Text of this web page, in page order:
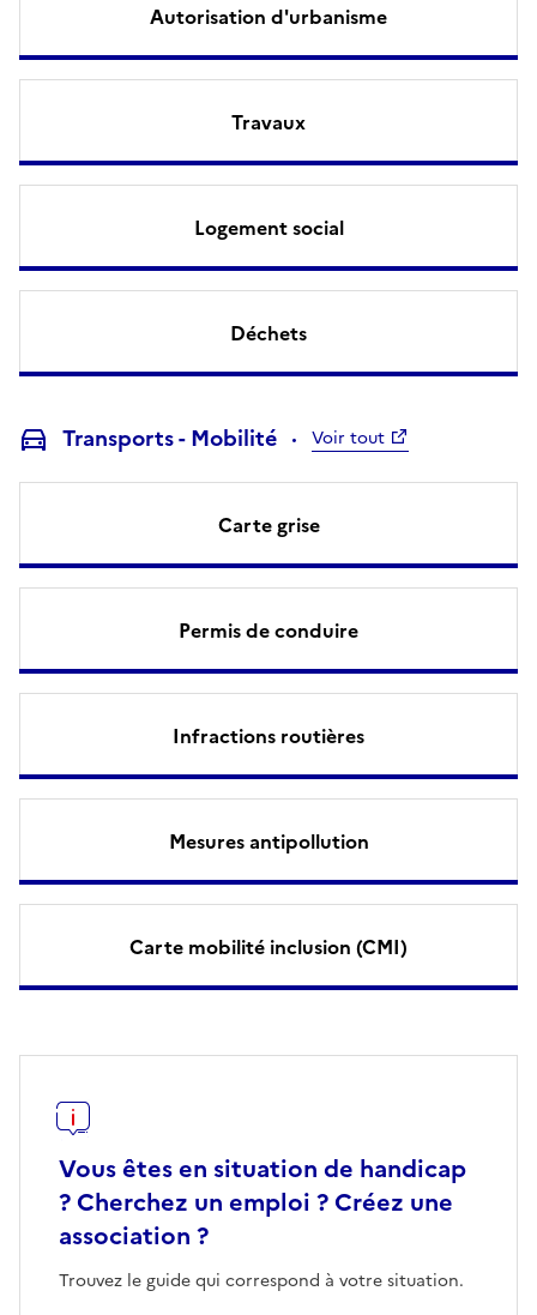
Autorisation d'urbanisme
Travaux
Logement social
Déchets
Transports - Mobilité Voir tout
Carte grise
Permis de conduire
Infractions routières
Mesures antipollution
Carte mobilité inclusion (CMI)
Vous êtes en situation de handicap
? Cherchez un emploi ? Créez une
association ?
Trouvez le guide qui correspond à votre situation.